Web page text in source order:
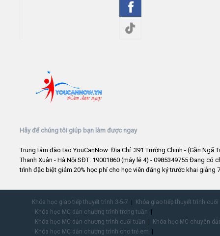
Hãy để chúng tôi giúp bạn làm được ngay
Trung tâm đào tạo YouCanNow: Địa Chỉ: 391 Trường Chinh - (Gần Ngã
Thanh Xuân - Hà Nội SĐT: 19001860 (máy lẻ 4) - 0985349755 Đang có
trình đặc biệt giảm 20% học phí cho học viên đăng ký trước khai giảng
Khóa học giao tiếp thuyết trình 3-5-7
Khóa giao tiếp thuyết trình
Khóa học MC dẫn chương trình trong tuần
Khóa học MC dẫn chương trình cuối tuần
Khóa học MC chuyên
Khóa học MC dẫn chương trình cho trẻ em